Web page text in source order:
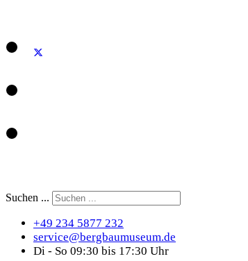
Suchen ...
+49 234 5877 232
service@bergbaumuseum.de
Di - So 09:30 bis 17:30 Uhr